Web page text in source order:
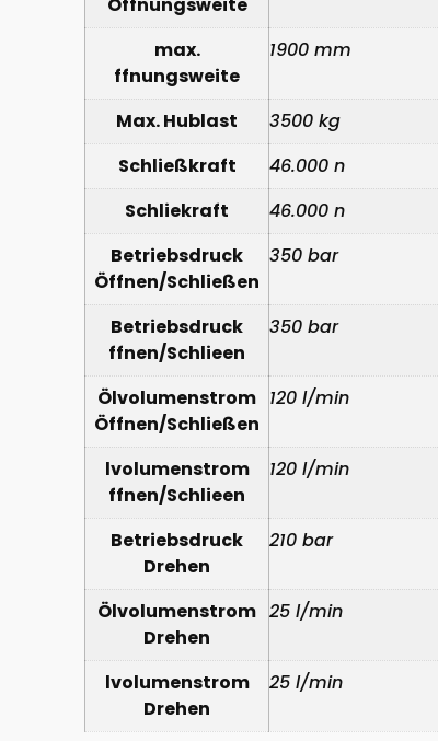
max.
ffnungsweite
1900 mm
Max. Hublast
3500 kg
Schließkraft
46.000 n
Schliekraft
46.000 n
Betriebsdruck
Öffnen/Schließen
350 bar
Betriebsdruck
ffnen/Schlieen
350 bar
Ölvolumenstrom
Öffnen/Schließen
120 l/min
lvolumenstrom
ffnen/Schlieen
120 l/min
Betriebsdruck
Drehen
210 bar
Ölvolumenstrom
Drehen
25 l/min
lvolumenstrom
Drehen
25 l/min